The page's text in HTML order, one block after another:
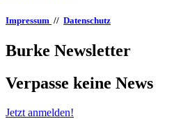
Impressum // Datenschutz
Burke Newsletter
Verpasse keine News
Jetzt anmelden!